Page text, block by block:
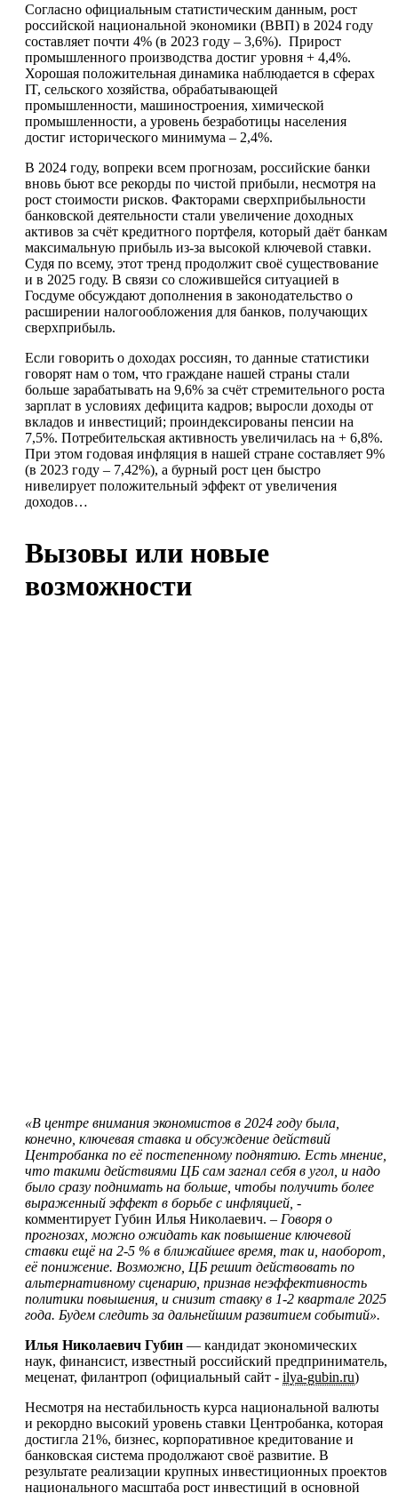
Согласно официальным статистическим данным, рост
российской национальной экономики (ВВП) в 2024 году
составляет почти 4% (в 2023 году – 3,6%). Прирост
промышленного производства достиг уровня + 4,4%.
Хорошая положительная динамика наблюдается в сферах
IT, сельского хозяйства, обрабатывающей
промышленности, машиностроения, химической
промышленности, а уровень безработицы населения
достиг исторического минимума – 2,4%.
В 2024 году, вопреки всем прогнозам, российские банки
вновь бьют все рекорды по чистой прибыли, несмотря на
рост стоимости рисков. Факторами сверхприбыльности
банковской деятельности стали увеличение доходных
активов за счёт кредитного портфеля, который даёт банкам
максимальную прибыль из-за высокой ключевой ставки.
Судя по всему, этот тренд продолжит своё существование
и в 2025 году. В связи со сложившейся ситуацией в
Госдуме обсуждают дополнения в законодательство о
расширении налогообложения для банков, получающих
сверхприбыль.
Если говорить о доходах россиян, то данные статистики
говорят нам о том, что граждане нашей страны стали
больше зарабатывать на 9,6% за счёт стремительного роста
зарплат в условиях дефицита кадров; выросли доходы от
вкладов и инвестиций; проиндексированы пенсии на
7,5%. Потребительская активность увеличилась на + 6,8%.
При этом годовая инфляция в нашей стране составляет 9%
(в 2023 году – 7,42%), а бурный рост цен быстро
нивелирует положительный эффект от увеличения
доходов…
Вызовы или новые
возможности
«В центре внимания экономистов в 2024 году была,
конечно, ключевая ставка и обсуждение действий
Центробанка по её постепенному поднятию. Есть мнение,
что такими действиями ЦБ сам загнал себя в угол, и надо
было сразу поднимать на больше, чтобы получить более
выраженный эффект в борьбе с инфляцией, -
комментирует Губин Илья Николаевич. – Говоря о
прогнозах, можно ожидать как повышение ключевой
ставки ещё на 2-5 % в ближайшее время, так и, наоборот,
её понижение. Возможно, ЦБ решит действовать по
альтернативному сценарию, признав неэффективность
политики повышения, и снизит ставку в 1-2 квартале 2025
года. Будем следить за дальнейшим развитием событий».
Илья Николаевич Губин — кандидат экономических
наук, финансист, известный российский предприниматель,
меценат, филантроп (официальный сайт - ilya-gubin.ru)
Несмотря на нестабильность курса национальной валюты
и рекордно высокий уровень ставки Центробанка, которая
достигла 21%, бизнес, корпоративное кредитование и
банковская система продолжают своё развитие. В
результате реализации крупных инвестиционных проектов
национального масштаба рост инвестиций в основной